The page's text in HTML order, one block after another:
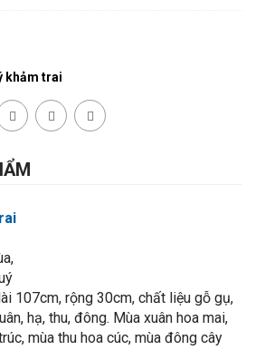
khảm trai
107cm, rộng 30cm, chất liệu gỗ gụ,
hạ, thu, đông. Mùa xuân hoa mai,
mùa thu hoa cúc, mùa đông cây